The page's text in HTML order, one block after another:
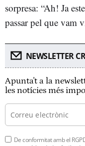
sorpresa: “Ah! Ja
passar pel que vam
NEWSLETTER
Apunta't a la
les notícies més
De conformitat amb el